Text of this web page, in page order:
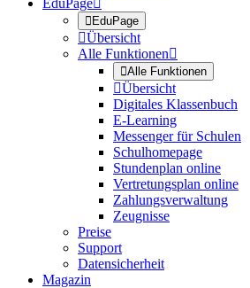
EduPage
Übersicht
Alle Funktionen
Alle Funktionen
Übersicht
Digitales Klassenbuch
E-Learning
Messenger für Schulen
Schulhomepage
Stundenplan online
Vertretungsplan online
Zahlungsverwaltung
Zeugnisse
Preise
Support
Datensicherheit
Magazin